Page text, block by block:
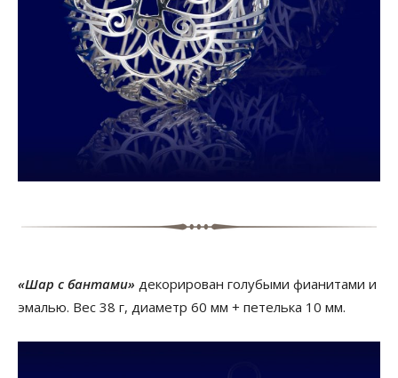
«Шар с бантами» декорирован голубыми фианитами и
эмалью. Вес 38 г, диаметр 60 мм + петелька 10 мм.